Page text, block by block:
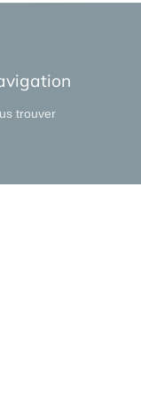
trouver